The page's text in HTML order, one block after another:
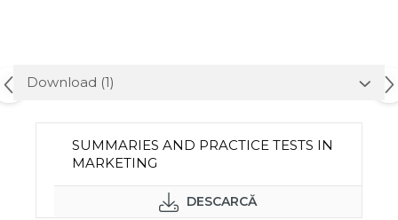
Download (1)
SUMMARIES AND PRACTICE TESTS IN
MARKETING
DESCARCĂ